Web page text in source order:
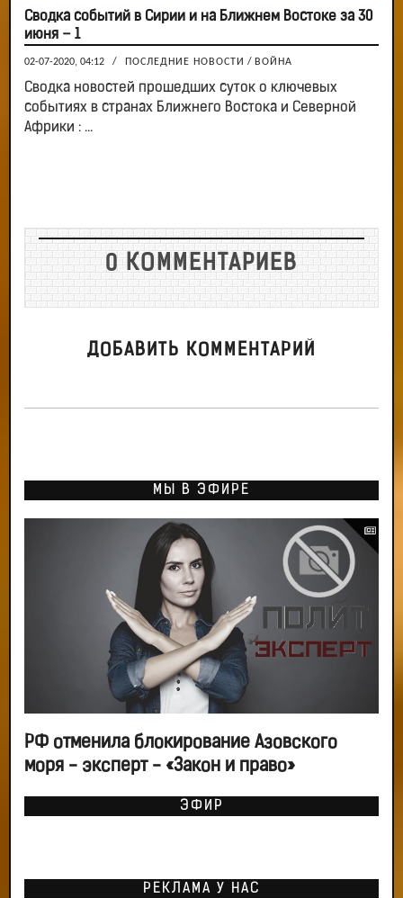
Сводка событий в Сирии и на Ближнем Востоке за 30
июня – 1
02-07-2020, 04:12 / ПОСЛЕДНИЕ НОВОСТИ / ВОЙНА
Сводка новостей прошедших суток о ключевых
событиях в странах Ближнего Востока и Северной
Африки : ...
0 КОММЕНТАРИЕВ
ДОБАВИТЬ КОММЕНТАРИЙ
МЫ В ЭФИРЕ
РФ отменила блокирование Азовского
моря - эксперт - «Закон и право»
ЭФИР
РЕКЛАМА У НАС